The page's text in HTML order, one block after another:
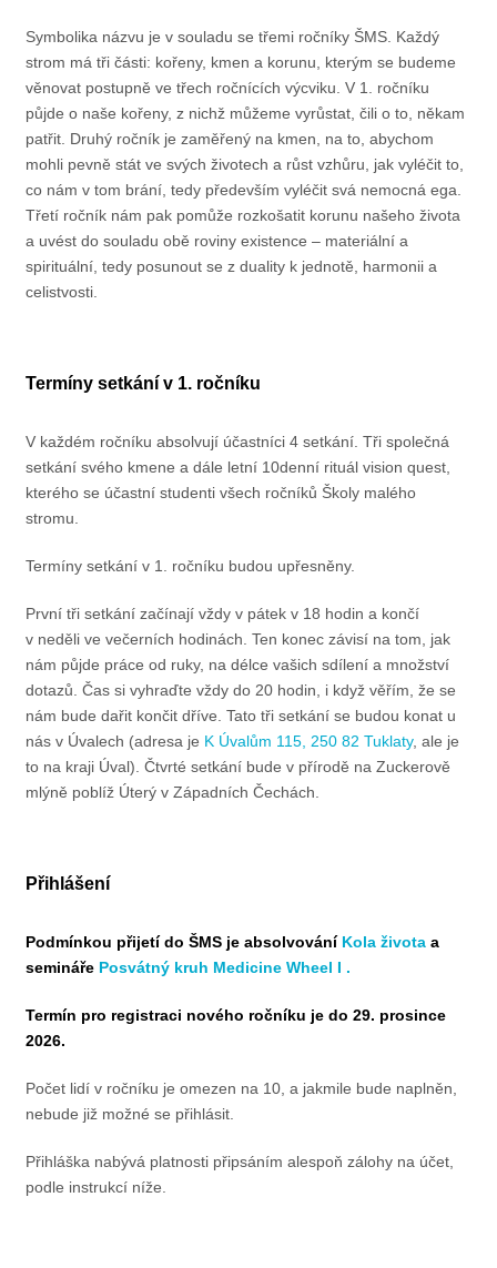
Symbolika názvu je v souladu se třemi ročníky ŠMS. Každý
strom má tři části: kořeny, kmen a korunu, kterým se budeme
věnovat postupně ve třech ročnících výcviku. V 1. ročníku
půjde o naše kořeny, z nichž můžeme vyrůstat, čili o to, někam
patřit. Druhý ročník je zaměřený na kmen, na to, abychom
mohli pevně stát ve svých životech a růst vzhůru, jak vyléčit to,
co nám v tom brání, tedy především vyléčit svá nemocná ega.
Třetí ročník nám pak pomůže rozkošatit korunu našeho života
a uvést do souladu obě roviny existence – materiální a
spirituální, tedy posunout se z duality k jednotě, harmonii a
celistvosti.
Termíny setkání v 1. ročníku
V každém ročníku absolvují účastníci 4 setkání. Tři společná
setkání svého kmene a dále letní 10denní rituál vision quest,
kterého se účastní studenti všech ročníků Školy malého
stromu.
Termíny setkání v 1. ročníku budou upřesněny.
První tři setkání začínají vždy v pátek v 18 hodin a končí
v neděli ve večerních hodinách. Ten konec závisí na tom, jak
nám půjde práce od ruky, na délce vašich sdílení a množství
dotazů. Čas si vyhraďte vždy do 20 hodin, i když věřím, že se
nám bude dařit končit dříve. Tato tři setkání se budou konat u
nás v Úvalech (adresa je K Úvalům 115, 250 82 Tuklaty, ale je
to na kraji Úval). Čtvrté setkání bude v přírodě na Zuckerově
mlýně poblíž Úterý v Západních Čechách.
Přihlášení
Podmínkou přijetí do ŠMS je absolvování Kola životaa
semináře Posvátný kruh Medicine Wheel I .
Termín pro registraci nového ročníku je do 29. prosince
2026.
Počet lidí v ročníku je omezen na 10, a jakmile bude naplněn,
nebude již možné se přihlásit.
Přihláška nabývá platnosti připsáním alespoň zálohy na účet,
podle instrukcí níže.